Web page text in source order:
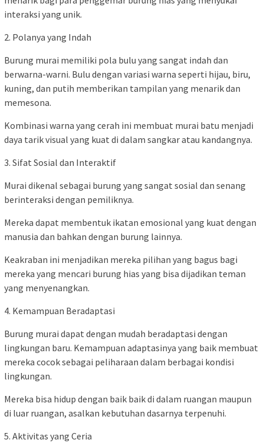
interaksi yang unik.
2. Polanya yang Indah
Burung murai memiliki pola bulu yang sangat indah dan
berwarna-warni. Bulu dengan variasi warna seperti hijau, biru,
kuning, dan putih memberikan tampilan yang menarik dan
memesona.
Kombinasi warna yang cerah ini membuat murai batu menjadi
daya tarik visual yang kuat di dalam sangkar atau kandangnya.
3. Sifat Sosial dan Interaktif
Murai dikenal sebagai burung yang sangat sosial dan senang
berinteraksi dengan pemiliknya.
Mereka dapat membentuk ikatan emosional yang kuat dengan
manusia dan bahkan dengan burung lainnya.
Keakraban ini menjadikan mereka pilihan yang bagus bagi
mereka yang mencari burung hias yang bisa dijadikan teman
yang menyenangkan.
4. Kemampuan Beradaptasi
Burung murai dapat dengan mudah beradaptasi dengan
lingkungan baru. Kemampuan adaptasinya yang baik membuat
mereka cocok sebagai peliharaan dalam berbagai kondisi
lingkungan.
Mereka bisa hidup dengan baik baik di dalam ruangan maupun
di luar ruangan, asalkan kebutuhan dasarnya terpenuhi.
5. Aktivitas yang Ceria